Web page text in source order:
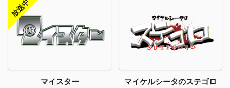
マイスター マイケルシータのステゴロ